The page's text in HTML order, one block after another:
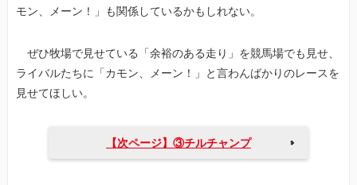
モン、メーン！」も関係しているかもしれない。
ぜひ牧場で見せている「余裕のある走り」を競馬場でも見せ、
ライバルたちに「カモン、メーン！」と言わんばかりのレースを
見せてほしい。
【次ページ】③チルチャンプ